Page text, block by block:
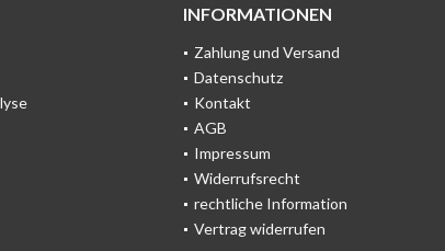
INFORMATIONEN
Zahlung und Versand
Datenschutz
Kontakt
AGB
Impressum
Widerrufsrecht
rechtliche Information
Vertrag widerrufen